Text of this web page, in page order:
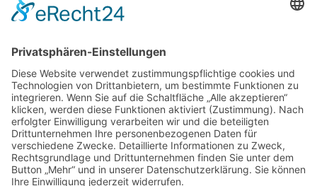
Top-Anbieter
Spitzenqualität
Kompetente Beratung
Partner
* Alle Preise inkl. gesetzl. Mehrwertsteuer, inkl. Versandkosten